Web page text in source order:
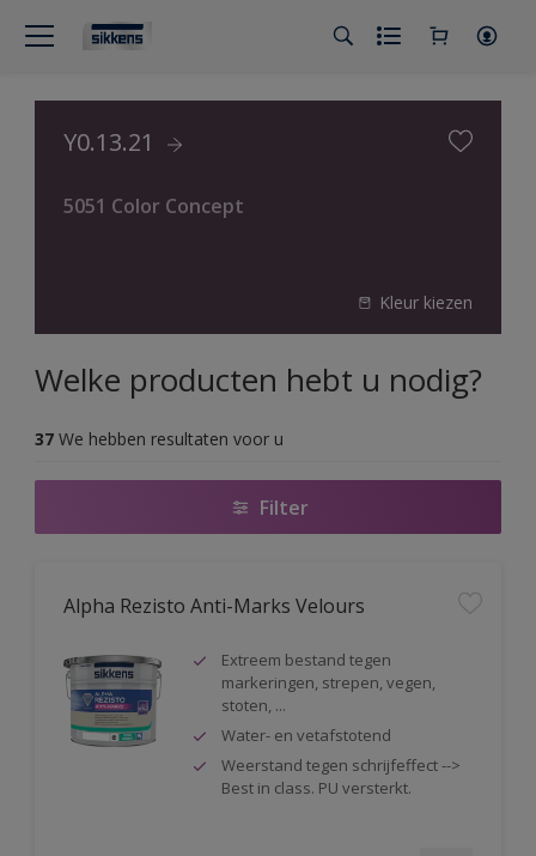
Y0.13.21
5051 Color Concept
Kleur kiezen
Welke producten hebt u nodig?
37 We hebben resultaten voor u
Filter
Alpha Rezisto Anti-Marks Velours
Extreem bestand tegen
markeringen, strepen, vegen,
stoten, ...
Water- en vetafstotend
Weerstand tegen schrijfeffect -->
Best in class. PU versterkt.